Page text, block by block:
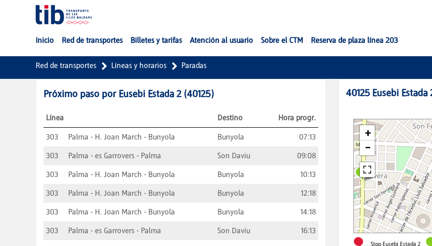
Saltar al contenido principal
Inicio Red de transportes Billetes y tarifas Atención al usuario Sobre el CTM Reserva de plaza línea 203
Red de transportes Líneas y horarios Paradas
Próximo paso por Eusebi Estada 2 (40125)
Línea Destino Hora progr.
303 Palma - H. Joan March - Bunyola Bunyola
07:13
303
Palma - es Garrovers - Palma Son Daviu
09:08
303
Palma - H. Joan March - Bunyola Bunyola
10:13
303
Palma - H. Joan March - Bunyola Bunyola
12:18
303
Palma - H. Joan March - Bunyola Bunyola
14:18
303
Palma - es Garrovers - Palma Son Daviu
16:13
40125 Eusebi Estada